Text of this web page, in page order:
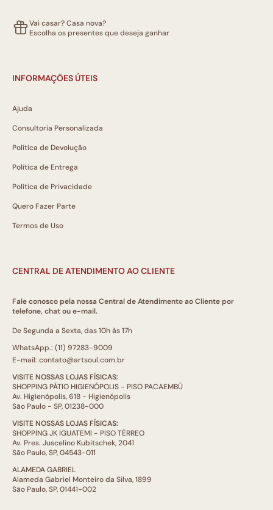
Vai casar? Casa nova?
Escolha os presentes que deseja ganhar
INFORMAÇÕES ÚTEIS
Ajuda
Consultoria Personalizada
Política de Devolução
Política de Entrega
Política de Privacidade
Quero Fazer Parte
Termos de Uso
CENTRAL DE ATENDIMENTO AO CLIENTE
Fale conosco pela nossa Central de Atendimento ao Cliente por
telefone, chat ou e-mail.
De Segunda a Sexta, das 10h às 17h
WhatsApp.: (11) 97283-9009
E-mail: contato@artsoul.com.br
VISITE NOSSAS LOJAS FÍSICAS:
SHOPPING PÁTIO HIGIENÓPOLIS - PISO PACAEMBÚ
Av. Higienópolis, 618 - Higienópolis
São Paulo - SP, 01238-000
VISITE NOSSAS LOJAS FÍSICAS:
SHOPPING JK IGUATEMI - PISO TÉRREO
Av. Pres. Juscelino Kubitschek, 2041
São Paulo, SP, 04543-011
ALAMEDA GABRIEL
Alameda Gabriel Monteiro da Silva, 1899
São Paulo, SP, 01441-002